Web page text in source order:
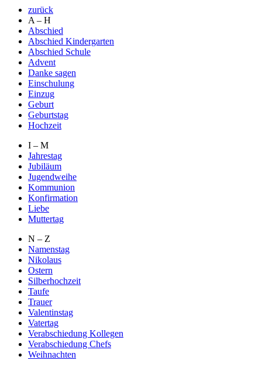
zurück
A – H
Abschied
Abschied Kindergarten
Abschied Schule
Advent
Danke sagen
Einschulung
Einzug
Geburt
Geburtstag
Hochzeit
I – M
Jahrestag
Jubiläum
Jugendweihe
Kommunion
Konfirmation
Liebe
Muttertag
N – Z
Namenstag
Nikolaus
Ostern
Silberhochzeit
Taufe
Trauer
Valentinstag
Vatertag
Verabschiedung Kollegen
Verabschiedung Chefs
Weihnachten